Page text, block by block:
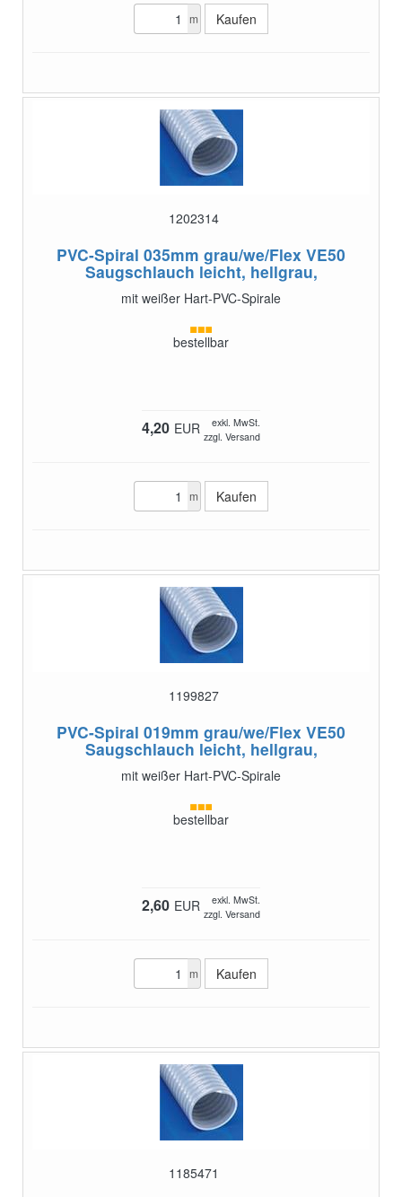
m
1202314
PVC-Spiral 035mm grau/we/Flex VE50
Saugschlauch leicht, hellgrau,
mit weißer Hart-PVC-Spirale
bestellbar
4,20 EUR
exkl. MwSt.
zzgl. Versand
m
1199827
PVC-Spiral 019mm grau/we/Flex VE50
Saugschlauch leicht, hellgrau,
mit weißer Hart-PVC-Spirale
bestellbar
2,60 EUR
exkl. MwSt.
zzgl. Versand
m
1185471